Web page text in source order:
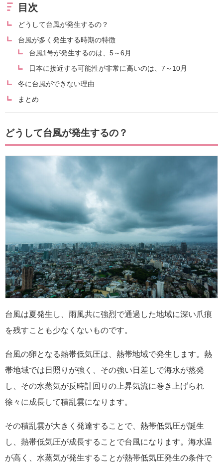
目次
どうして台風が発生するの？
台風が多く発生する時期の特徴
台風1号が発生するのは、5～6月
日本に接近する可能性が非常に高いのは、7～10月
冬に台風ができない理由
まとめ
どうして台風が発生するの？
台風は夏発生し、雨風共に強烈で通過した地域に深い爪痕
を残すことも少なくないものです。
台風の卵となる熱帯低気圧は、熱帯地域で発生します。熱
帯地域では日照りが強く、その強い日差しで海水が蒸発
し、その水蒸気が反時計回りの上昇気流に巻き上げられ
徐々に成長して積乱雲になります。
その積乱雲が大きく発達することで、熱帯低気圧が誕生
し、熱帯低気圧が成長することで台風になります。海水温
が高く、水蒸気が発生することが熱帯低気圧発生の条件で